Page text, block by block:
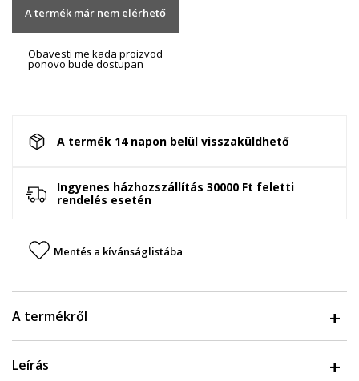
A termék már nem elérhető
Obavesti me kada proizvod
ponovo bude dostupan
A termék 14 napon belül visszaküldhető
Ingyenes házhozszállítás 30000 Ft feletti
rendelés esetén
Mentés a kívánságlistába
A termékről
Leírás